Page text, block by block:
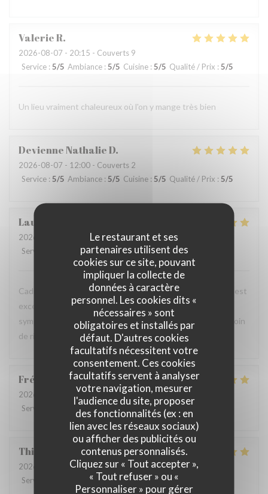
Le restaurant et ses
partenaires utilisent des
cookies sur ce site, pouvant
impliquer la collecte de
données à caractère
personnel. Les cookies dits «
nécessaires » sont
obligatoires et installés par
défaut. D'autres cookies
facultatifs nécessitent votre
consentement. Ces cookies
facultatifs servent à analyser
votre navigation, mesurer
l'audience du site, proposer
des fonctionnalités (ex : en
lien avec les réseaux sociaux)
ou afficher des publicités ou
contenus personnalisés.
Cliquez sur « Tout accepter »,
« Tout refuser » ou «
Personnaliser » pour gérer
ValerieR
2026-08-07 - 20:15 - Couverts 9
Service : 5/5 Ambiance : 5/5 Cuisine : 5/5 Qualité / Prix : 5/5
Un lieu vraiment chaleureux où l'on y mange très bien
Devienne NathalieD
2026-08-07 - 12:00 - Couverts 2
Service : 5/5 Ambiance : 5/5 Cuisine : 5/5 Qualité / Prix : 5/5
Laurence
2026-08-07
- 19:00 - Couverts 4
Service
Ambiance:5/5 Cuisine :5/5 Qualité / Prix
Cadre très agréable surtout quand il fait chaud. La cuisine est
excellente. Les serveurs et les serveuses sont très
sympathiques et viennent régulièrement voir si on n'a besoin
de rien. On se sent bien dans ce restaurant.
Frédérique A
2026-08-07
- 12:00 - Couverts 3
Service
Ambiance /5 Cuisine: 5 /5 Qualité / Prix
Thierry
2026-08-07
- 12:15 - Couverts 4
Service
Ambiance : 4/5 Cuisine: 5 /5 Qualité / Prix